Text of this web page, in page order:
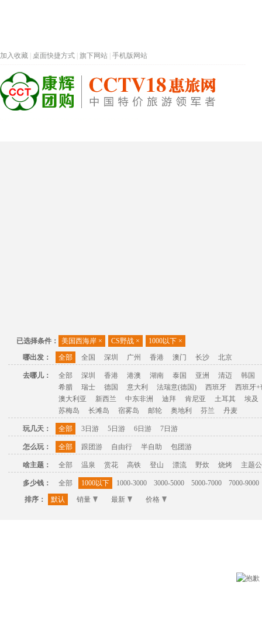
加入收藏 桌面快捷方式 旗下网站 手机版网站
已选择条件： 美国西海岸 × CS野战 × 1000以下 ×
哪出发：
全部 全国 深圳 广州 香港 澳门 长沙 北京
去哪儿： 全部 深圳 香港 港澳 湖南 泰国 亚洲 清迈
韩国
希腊
瑞士 德国 意大利 法瑞意(德国) 西班牙
西班牙+
澳大利亚
新西兰 中东非洲 迪拜 肯尼亚 土耳其
埃及
苏梅岛
长滩岛 宿雾岛 邮轮 奥地利 芬兰 丹麦
玩几天： 全部 3日游 5日游 6日游 7日游
怎么玩： 全部 跟团游 自由行 半自助 包团游
啥主题： 全部 温泉 赏花 高铁 登山 漂流 野炊 烧烤 主题
多少钱： 全部 1000以下 1000-3000 3000-5000 5000-7000
7000-9000
排序：
默认 销量 最新 价格